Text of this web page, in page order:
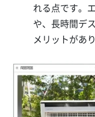
れる点です。
や、長時間デ
メリットがあ